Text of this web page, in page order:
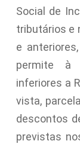
Social de
tributários e
e
permite à
inferiores a
vista,
descontos
previstas